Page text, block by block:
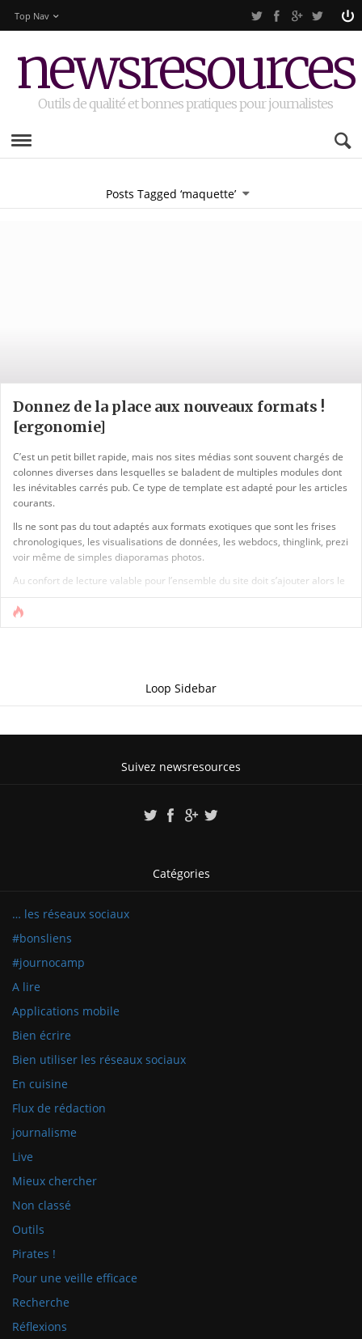
Top Nav
newsresources
Outils de qualité et bonnes pratiques pour journalistes
Posts Tagged ‘maquette’
Donnez de la place aux nouveaux formats !
[ergonomie]
C’est un petit billet rapide, mais nos sites médias sont souvent chargés de
colonnes diverses dans lesquelles se baladent de multiples modules dont
les inévitables carrés pub. Ce type de template est adapté pour les articles
courants.
Ils ne sont pas du tout adaptés aux formats exotiques que sont les frises
chronologiques, les visualisations de données, les webdocs, thinglink, prezi
voir même de simples diaporamas photos.
Au confort de lecture valable pour l’ensemble du site doit s’ajouter alors le
plaisir de la prise en main pour ces modes de narration. Sinon les lecteurs
se trouvent face a un « truc » tout coincé entre de multiples modules qui [...]
Loop Sidebar
Suivez newsresources
Catégories
… les réseaux sociaux
#bonsliens
#journocamp
A lire
Applications mobile
Bien écrire
Bien utiliser les réseaux sociaux
En cuisine
Flux de rédaction
journalisme
Live
Mieux chercher
Non classé
Outils
Pirates !
Pour une veille efficace
Recherche
Réflexions